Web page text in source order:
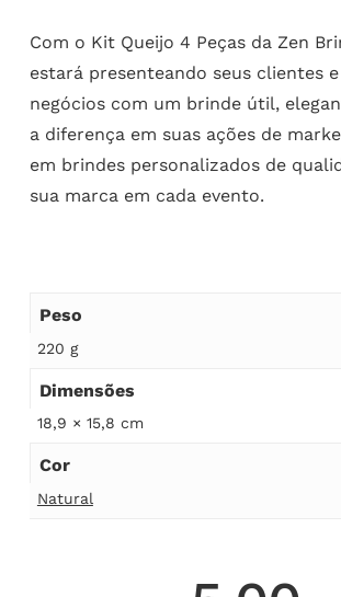
Com o Kit Queijo 4 Peças da Zen
estará presenteando seus clientes
negócios com um brinde útil,
a diferença em suas ações de
em brindes personalizados de
sua marca em cada evento.
Peso
220 g
Dimensões
18,9 × 15,8 cm
Cor
Natural